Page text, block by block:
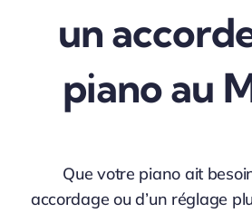
un
piano au
Que votre piano ait
accordage ou d’un réglage